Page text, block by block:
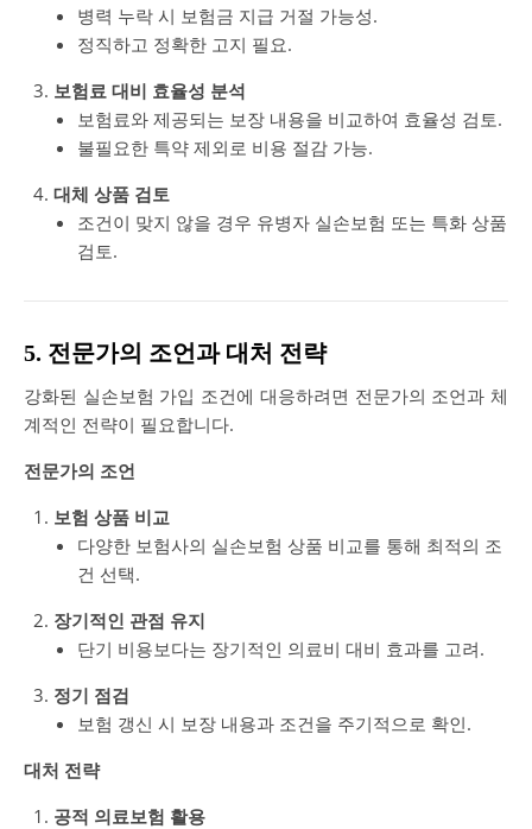
병력 누락 시 보험금 지급 거절 가능성.
정직하고 정확한 고지 필요.
보험료 대비 효율성 분석
보험료와 제공되는 보장 내용을 비교하여 효율성 검토.
불필요한 특약 제외로 비용 절감 가능.
대체 상품 검토
조건이 맞지 않을 경우 유병자 실손보험 또는 특화 상품
검토.
5. 전문가의 조언과 대처 전략
강화된 실손보험 가입 조건에 대응하려면 전문가의 조언과 체
계적인 전략이 필요합니다.
전문가의 조언
보험 상품 비교
다양한 보험사의 실손보험 상품 비교를 통해 최적의 조
건 선택.
장기적인 관점 유지
단기 비용보다는 장기적인 의료비 대비 효과를 고려.
정기 점검
보험 갱신 시 보장 내용과 조건을 주기적으로 확인.
대처 전략
공적 의료보험 활용